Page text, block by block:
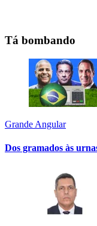
Tá bombando
Grande Angular
Dos gramados às